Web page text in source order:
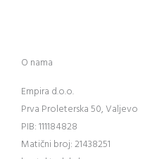
O nama
Empira d.o.o.
Prva Proleterska 50, Valjevo
PIB: 111184828
Matični broj: 21438251